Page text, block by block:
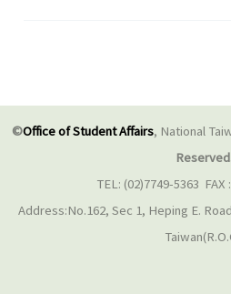
©Office of Student Affairs, National
TEL: (02)7749-5363 FAX
Address:No.162, Sec 1, Heping E.